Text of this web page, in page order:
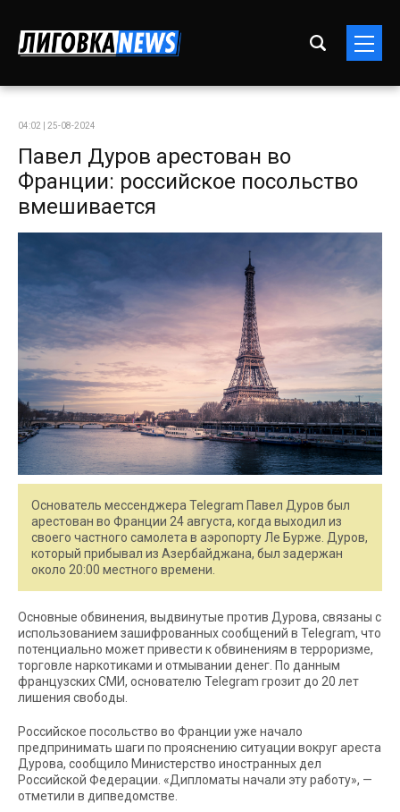
04:02 | 25-08-2024
Павел Дуров арестован во
Франции: российское посольство
вмешивается
Основатель мессенджера Telegram Павел Дуров был
арестован во Франции 24 августа, когда выходил из
своего частного самолета в аэропорту Ле Бурже. Дуров,
который прибывал из Азербайджана, был задержан
около 20:00 местного времени.
Основные обвинения, выдвинутые против Дурова, связаны с
использованием зашифрованных сообщений в Telegram, что
потенциально может привести к обвинениям в терроризме,
торговле наркотиками и отмывании денег. По данным
французских СМИ, основателю Telegram грозит до 20 лет
лишения свободы.
Российское посольство во Франции уже начало
предпринимать шаги по прояснению ситуации вокруг ареста
Дурова, сообщило Министерство иностранных дел
Российской Федерации. «Дипломаты начали эту работу», —
отметили в дипведомстве.